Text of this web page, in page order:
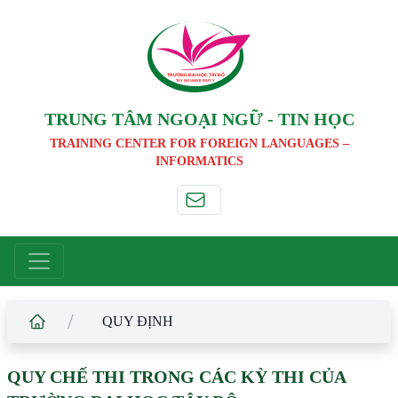
TRƯỜNG ĐẠI HỌC TÂY ĐÔ
TAY DO UNIVERSIT Y
TRUNG TÂM NGOẠI NGỮ - TIN HỌC
TRAINING CENTER FOR FOREIGN LANGUAGES –
INFORMATICS
/ QUY ĐỊNH
QUY CHẾ THI TRONG CÁC KỲ THI CỦA